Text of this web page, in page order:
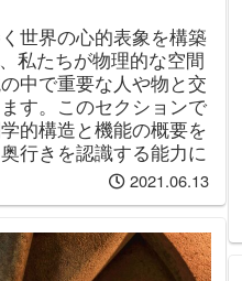
世界の心的表象を構築
私たちが物理的な空間
中で重要な人や物と交
す。このセクションで
的構造と機能の概要を
行きを認識する能力に
2021.06.13